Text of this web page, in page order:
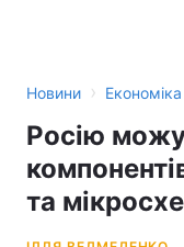
Новини › Економіка
Росію
та